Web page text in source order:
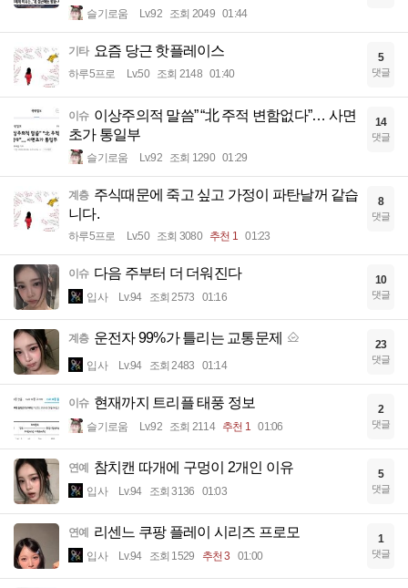
슬기로움 Lv.92 조회 2049 01:44
기타 요즘 당근 핫플레이스
하루5프로 Lv.50 조회 2148 01:40
5
댓글
이슈 이상주의적 말씀” “北 주적 변함없다”… 사면
초가 통일부
슬기로움 Lv.92 조회 1290 01:29
14
댓글
계층 주식때문에 죽고 싶고 가정이 파탄날꺼 같습
니다.
하루5프로 Lv.50 조회 3080 추천 1 01:23
8
댓글
이슈 다음 주부터 더 더워진다
입사 Lv.94 조회 2573 01:16
10
댓글
계층 운전자 99%가 틀리는 교통문제
입사 Lv.94 조회 2483 01:14
23
댓글
이슈 현재까지 트리플 태풍 정보
슬기로움 Lv.92 조회 2114 추천 1 01:06
2
댓글
연예 참치캔 따개에 구멍이 2개인 이유
입사 Lv.94 조회 3136 01:03
5
댓글
연예 리센느 쿠팡 플레이 시리즈 프로모
입사 Lv.94 조회 1529 추천 3 01:00
1
댓글